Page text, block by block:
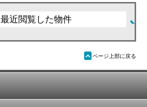
最近閲覧した物件
ü ページ上部に戻る